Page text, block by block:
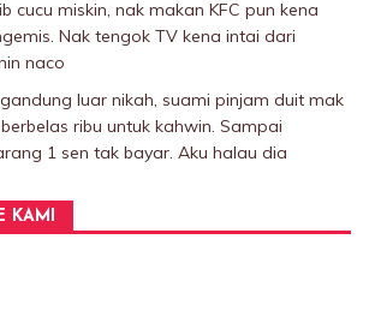
cucu miskin, nak makan KFC pun kena
Nak tengok TV kena intai dari
naco
luar nikah, suami pinjam duit mak
ribu untuk kahwin. Sampai
1 sen tak bayar. Aku halau dia
KAMI